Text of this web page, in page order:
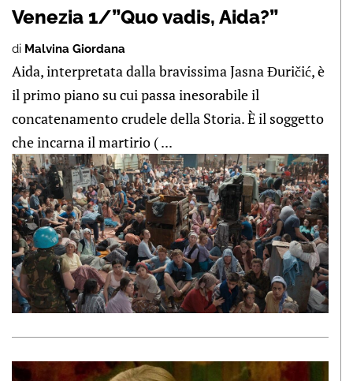
Venezia 1/”Quo vadis, Aida?”
di Malvina Giordana
Aida, interpretata dalla bravissima Jasna Đuričić, è
il primo piano su cui passa inesorabile il
concatenamento crudele della Storia. È il soggetto
che incarna il martirio ( ...